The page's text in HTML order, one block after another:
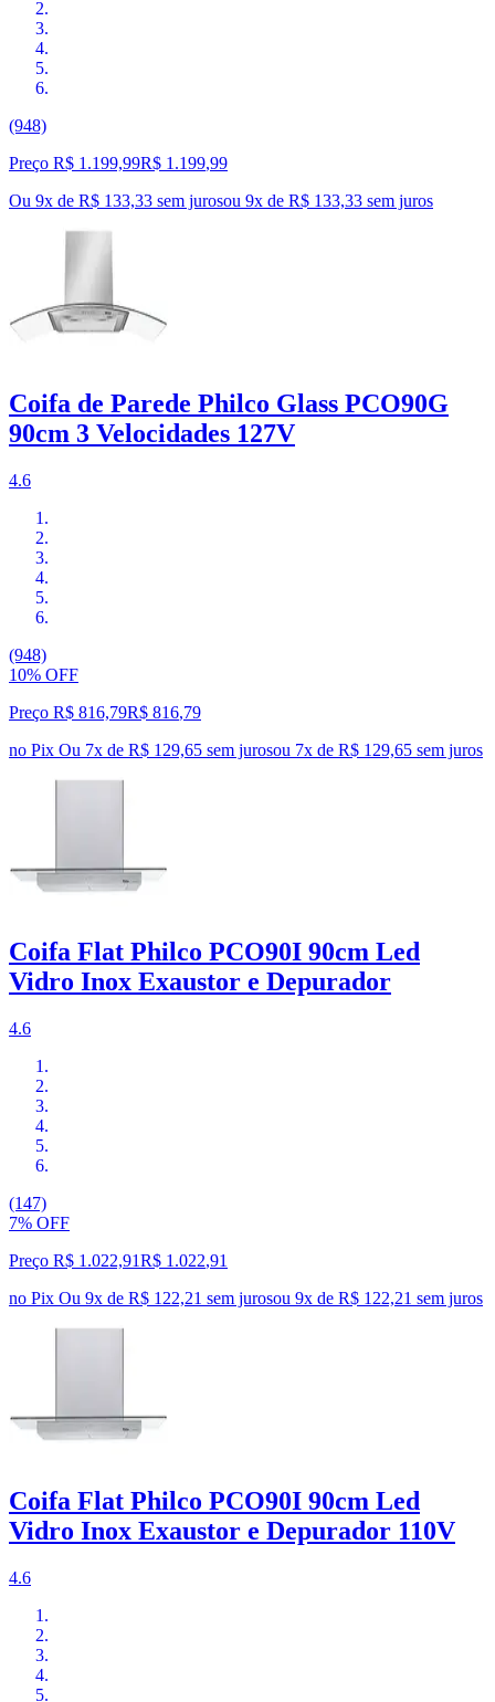
(948)
Preço R$ 1.199,99R$ 1.199,99
Ou 9x de R$ 133,33 sem jurosou 9x de R$ 133,33 sem juros
Coifa de Parede Philco Glass PCO90G
90cm 3 Velocidades 127V
4.6
(948)
10% OFF
Preço R$ 816,79R$ 816,79
no Pix Ou 7x de R$ 129,65 sem jurosou 7x de R$ 129,65 sem juros
Coifa Flat Philco PCO90I 90cm Led
Vidro Inox Exaustor e Depurador
4.6
(147)
7% OFF
Preço R$ 1.022,91R$ 1.022,91
no Pix Ou 9x de R$ 122,21 sem jurosou 9x de R$ 122,21 sem juros
Coifa Flat Philco PCO90I 90cm Led
Vidro Inox Exaustor e Depurador 110V
4.6